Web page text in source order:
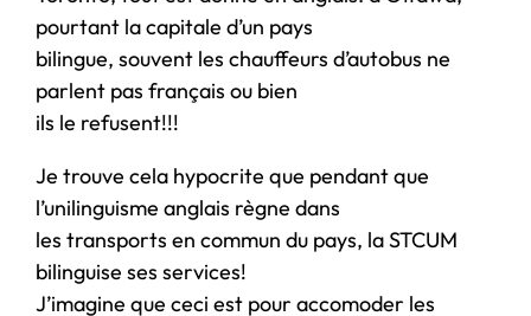
pourtant la capitale d’un pays
bilingue, souvent les chauffeurs d’autobus ne
parlent pas français ou bien
ils le refusent!!!
Je trouve cela hypocrite que pendant que
l’unilinguisme anglais règne dans
les transports en commun du pays, la STCUM
bilinguise ses services!
J’imagine que ceci est pour accomoder les